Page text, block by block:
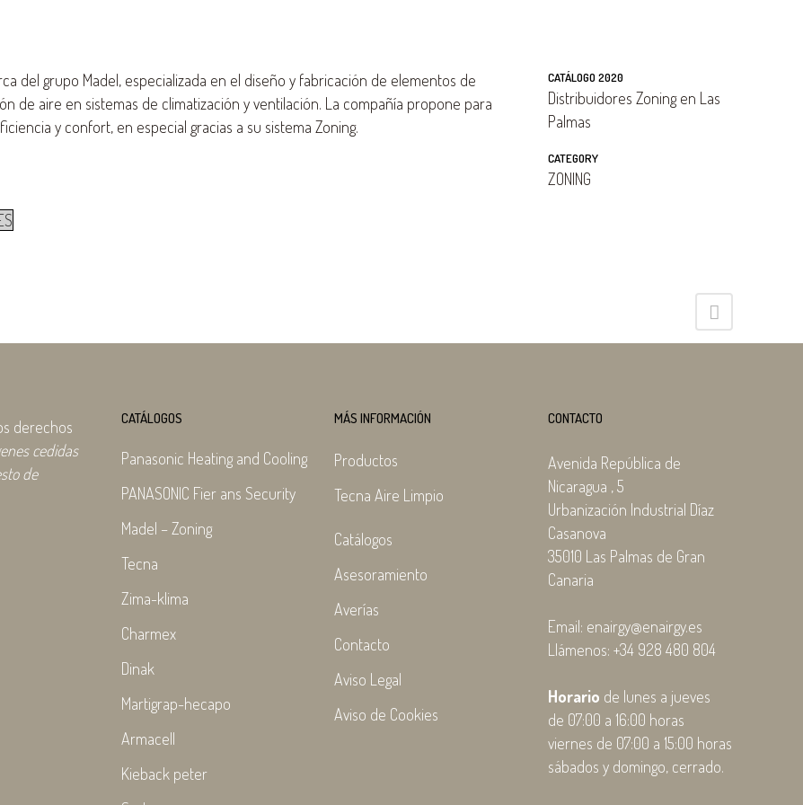
del grupo Madel, especializada en el diseño y fabricación de elementos de
de aire en sistemas de climatización y ventilación. La compañía propone para
y confort, en especial gracias a su sistema Zoning.
CATÁLOGO 2020
Distribuidores Zoning en Las
Palmas
CATEGORY
ZONING
derechos
cedidas
de
CATÁLOGOS
Panasonic Heating and Cooling
PANASONIC Fier ans Security
Madel – Zoning
Tecna
Zima-klima
Charmex
Dinak
Martigrap-hecapo
Armacell
Kieback peter
MÁS INFORMACIÓN
Productos
Tecna Aire Limpio
Catálogos
Asesoramiento
Averías
Contacto
Aviso Legal
Aviso de Cookies
CONTACTO
Avenida República de
Nicaragua , 5
Urbanización Industrial Díaz
Casanova
35010 Las Palmas de Gran
Canaria
Email: enairgy@enairgy.es
Llámenos: +34 928 480 804
Horario de lunes a jueves
de 07:00 a 16:00 horas
viernes de 07:00 a 15:00 horas
sábados y domingo, cerrado.